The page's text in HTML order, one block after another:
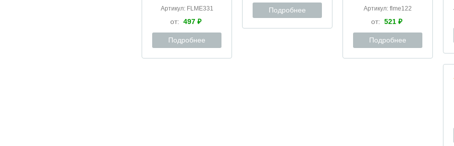
Артикул: FLME331
от: 497 ₽
Подробнее
Подробнее Артикул: flme122
от: 521 ₽
Подробнее